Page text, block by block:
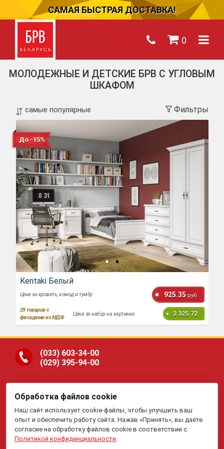
САМАЯ БЫСТРАЯ ДОСТАВКА!
0
МОЛОДЕЖНЫЕ И ДЕТСКИЕ БРВ С УГЛОВЫМ
ШКАФОМ
Фильтры
До -15%
Kentaki Белый
Цена за кровать, комод и тумбу 925.35 руб.
29товаров с
фасадами из МДФ
Цена за набор на картинке 2 325.72
(033) 603-34-00
(029) 395-94-00
Платонова, 22-204. В торговом реестре с 19 января 2015 г.
Регистрация №191081534, 05.11.2008, Мингорисполком.
Рассмотрение обращений потребителей, телефон
70-00,(033)603-34-00,(029)395-94-00 , e-mail:
my.meb@yandex.ru.
Обработка файлов cookie
Наш сайт использует cookie-файлы, чтобы улучшить ваш
опыт и обеспечить работу сайта. Нажав «Принять», вы даёте
согласие на обработку файлов cookie в соответствии с
Политикой конфиденциальности.